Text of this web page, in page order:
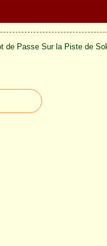
de Passe Sur la Piste de